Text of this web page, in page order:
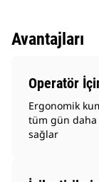
Avantajları
Operatör
Ergonomik
tüm gün daha
sağlar